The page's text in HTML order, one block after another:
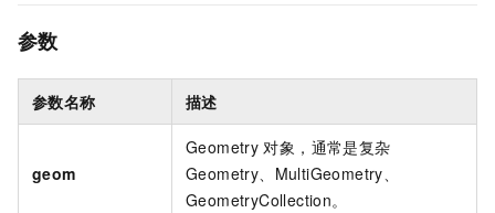
参数
参数名称 描述
geom
Geometry 对象，通常是复杂
Geometry、MultiGeometry、
GeometryCollection。